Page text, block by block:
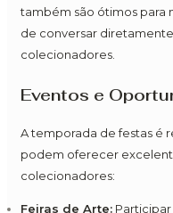
também são ótimos para
de conversar
colecionadores.
Eventos e
A temporada de festas é
podem oferecer
colecionadores:
Feiras de Arte: